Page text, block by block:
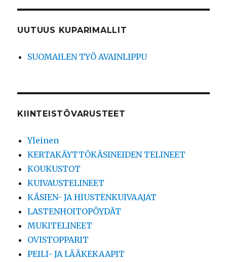
UUTUUS KUPARIMALLIT
SUOMAILEN TYÖ AVAINLIPPU
KIINTEISTÖVARUSTEET
Yleinen
KERTAKÄYTTÖKÄSINEIDEN TELINEET
KOUKUSTOT
KUIVAUSTELINEET
KÄSIEN- JA HIUSTENKUIVAAJAT
LASTENHOITOPÖYDÄT
MUKITELINEET
OVISTOPPARIT
PEILI- JA LÄÄKEKAAPIT